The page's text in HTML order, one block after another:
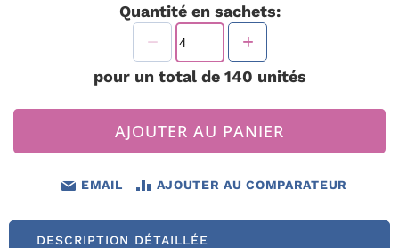
Quantité en sachets:
pour un total de 140 unités
AJOUTER AU PANIER
EMAIL AJOUTER AU COMPARATEUR
DESCRIPTION DÉTAILLÉE